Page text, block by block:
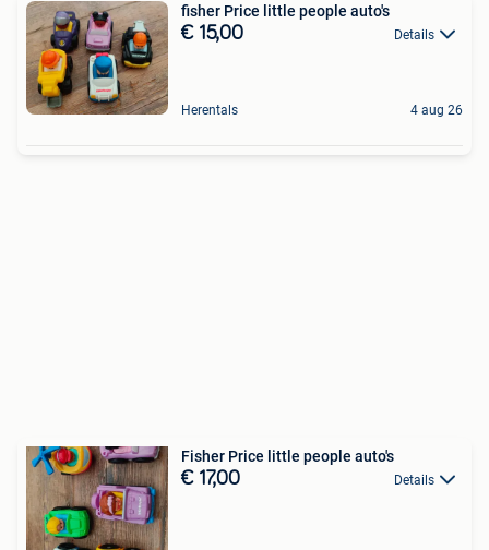
fisher Price little people auto's
€ 15,00 Details
Herentals 4 aug 26
Fisher Price little people auto's
€ 17,00 Details